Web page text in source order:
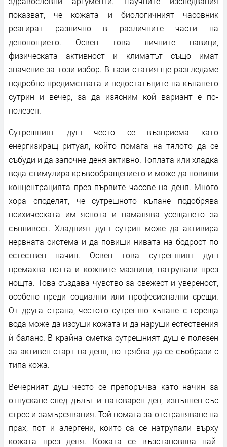
показват, че кожата и биологичният часовник
реагират различно в различните части на
денонощието. Освен това личните навици,
физическата активност и климатът също имат
значение за този избор. В тази статия ще разгледаме
подробно предимствата и недостатъците на къпането
сутрин и вечер, за да изясним кой вариант е по-
полезен.
Сутрешният душ често се възприема като
енергизиращ ритуал, който помага на тялото да се
събуди и да започне деня активно. Топлата или хладка
вода стимулира кръвообращението и може да повиши
концентрацията през първите часове на деня. Много
хора споделят, че сутрешното къпане подобрява
психическата им яснота и намалява усещането за
сънливост. Хладният душ сутрин може да активира
нервната система и да повиши нивата на бодрост по
естествен начин. Освен това сутрешният душ
премахва потта и кожните мазнини, натрупани през
нощта. Това създава чувство за свежест и увереност,
особено преди социални или професионални срещи.
От друга страна, честото сутрешно къпане с гореща
вода може да изсуши кожата и да наруши естествения
ѝ баланс. В крайна сметка сутрешният душ е полезен
за активен старт на деня, но трябва да се съобрази с
типа кожа.
Вечерният душ често се препоръчва като начин за
отпускане след дълъг и натоварен ден, изпълнен със
стрес и замърсявания. Той помага за отстраняване на
прах, пот и алергени, които са се натрупали върху
кожата през деня. Кожата се възстановява най-